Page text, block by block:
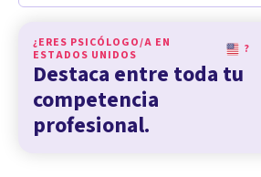
¿ERES PSICÓLOGO/A EN
ESTADOS UNIDOS
?
Destaca entre toda tu
competencia
profesional.